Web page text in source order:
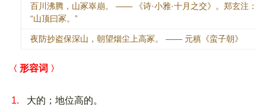
百川沸腾，山冢崒崩。 —— 《诗·小雅·十月之交》。郑玄注：
“山顶曰冢。”
夜防抄盗保深山，朝望烟尘上高冢。 —— 元稹《蛮子朝》
形容词
1. 大的；地位高的。